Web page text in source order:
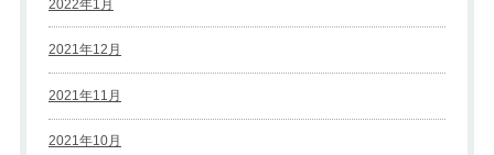
2022年1月
2021年12月
2021年11月
2021年10月